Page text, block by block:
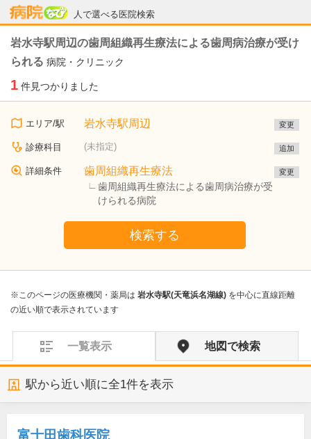
人で選べる医院検索
病院なび
岩水寺駅周辺の歯周組織再生療法による歯周病治療が受け
られる 病院・クリニック
1 件見つかりました
エリア/駅 岩水寺駅周辺 変更
診療科目 (未指定) 追加
詳細条件 歯周組織再生療法
歯周組織再生療法による歯周病治療が受
けられる病院
変更
検索する
※このページの医療機関・薬局は 岩水寺駅(天竜浜名湖線) を中心に直線距離
の近い順で表示されています
一覧表示 地図で検索
駅から近い順に全1件を表示
富士田歯科医院